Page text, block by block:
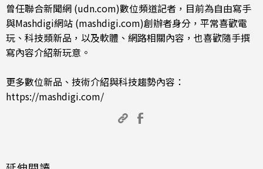
曾任聯合新聞網 (udn.com)數位頻道記者，目前為自由寫手
與Mashdigi網站 (mashdigi.com)創辦者身分，平常喜歡電
玩、科技類新品，以及軟體、網路相關內容，也喜歡隨手撰
寫內容介紹新玩意。
更多數位新品、技術介紹與科技趨勢內容：
https://mashdigi.com/